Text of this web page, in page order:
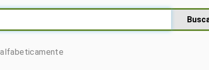
alfabeticamente